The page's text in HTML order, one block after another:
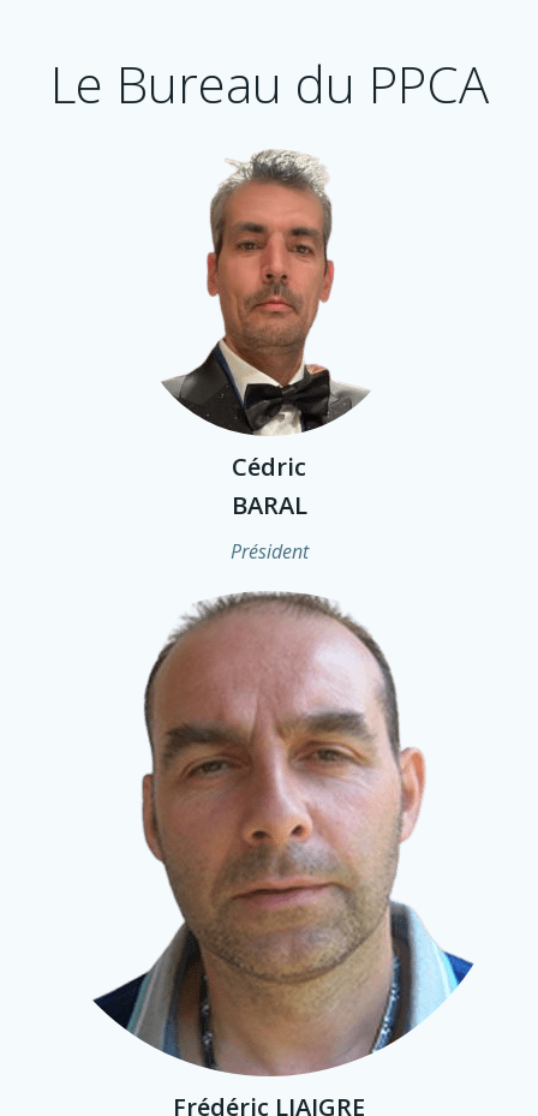
Le Bureau du PPCA
Cédric
BARAL
Président
Frédéric LIAIGRE